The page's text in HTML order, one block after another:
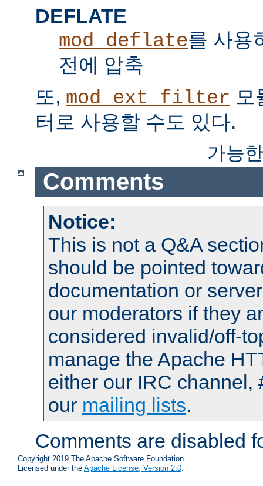
DEFLATE
mod_deflate를 사용
전에 압축
또, mod_ext_filter 모
터로 사용할 수도 있다.
가능
Comments
Notice:
This is not a Q&A
should be pointed
documentation or
our moderators if they
considered invalid/off-
manage the Apache
either our IRC channel,
our mailing lists.
Comments are disabled
Copyright 2019 The Apache Software Foundation.
Licensed under the Apache License, Version 2.0.